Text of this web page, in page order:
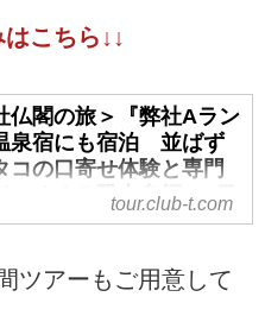
こちら↓↓
仏閣の旅＞『弊社Aラン
泉宿にも宿泊 並ばず
コの口寄せ体験と専門
とめぐる恐山参拝 2日
東京駅出発】｜クラブ
閣の旅＞『弊社Aランク
tour.club-t.com
ツアーもご用意して